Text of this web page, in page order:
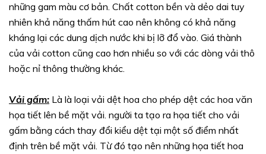
những gam màu cơ bản. Chất cotton bền và dẻo dai tuy
nhiên khả năng thấm hút cao nên không có khả năng
kháng lại các dung dịch nước khi bị lỡ đổ vào. Giá thành
của vải cotton cũng cao hơn nhiều so với các dòng vải thô
hoặc nỉ thông thường khác.
Vải gấm: Là là loại vải dệt hoa cho phép dệt các hoa văn
họa tiết lên bề mặt vải. người ta tạo ra họa tiết cho vải
gấm bằng cách thay đổi kiểu dệt tại một số điểm nhất
định trên bề mặt vải. Từ đó tạo nên những họa tiết hoa